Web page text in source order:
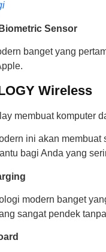
Sensor
banget yang
Wireless
membuat komputer
ini akan
bagi Anda yang
modern banget
sangat pendek